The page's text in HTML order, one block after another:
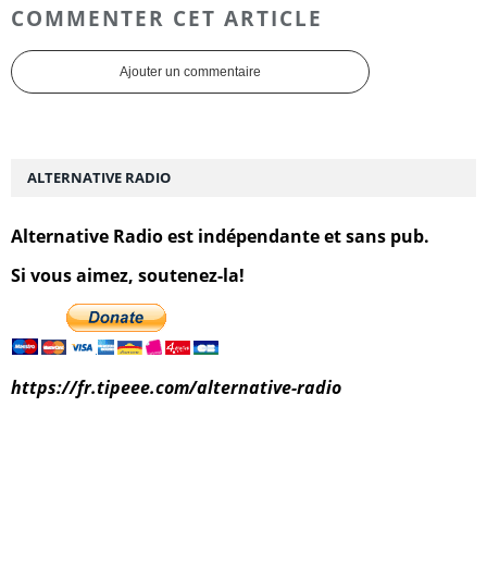
COMMENTER CET ARTICLE
Ajouter un commentaire
ALTERNATIVE RADIO
Alternative Radio est indépendante et sans pub.
Si vous aimez, soutenez-la!
https://fr.tipeee.com/alternative-radio